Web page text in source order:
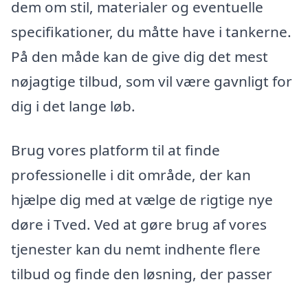
dem om stil, materialer og eventuelle
specifikationer, du måtte have i tankerne.
På den måde kan de give dig det mest
nøjagtige tilbud, som vil være gavnligt for
dig i det lange løb.
Brug vores platform til at finde
professionelle i dit område, der kan
hjælpe dig med at vælge de rigtige nye
døre i Tved. Ved at gøre brug af vores
tjenester kan du nemt indhente flere
tilbud og finde den løsning, der passer